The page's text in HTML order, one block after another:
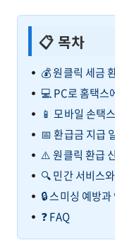
📋 목차
💰 원클릭 세금
💻 PC로 홈택스
📱 모바일 손택
📅 환급금 지급
⚠️ 원클릭 환급
🔍 민간 서비스
🔒 스미싱 예방
❓ FAQ